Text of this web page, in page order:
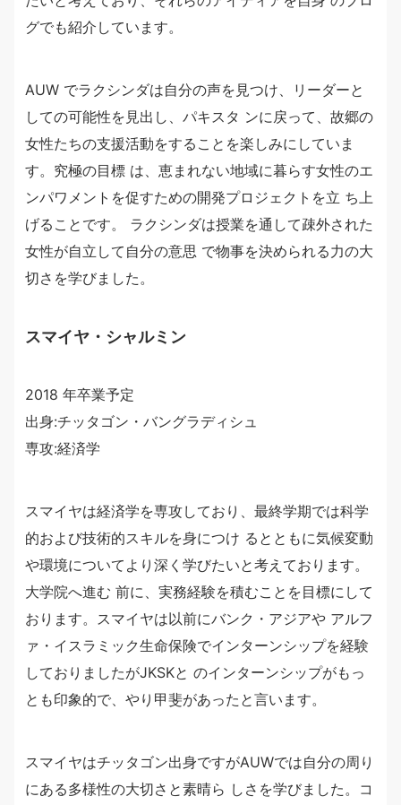
グでも紹介しています。
AUW でラクシンダは自分の声を見つけ、リーダーと
しての可能性を見出し、パキスタ ンに戻って、故郷の
女性たちの支援活動をすることを楽しみにしていま
す。究極の目標 は、恵まれない地域に暮らす女性のエ
ンパワメントを促すための開発プロジェクトを立 ち上
げることです。 ラクシンダは授業を通して疎外された
女性が自立して自分の意思 で物事を決められる力の大
切さを学びました。
スマイヤ・シャルミン
2018 年卒業予定
出身:チッタゴン・バングラディシュ
専攻:経済学
スマイヤは経済学を専攻しており、最終学期では科学
的および技術的スキルを身につけ るとともに気候変動
や環境についてより深く学びたいと考えております。
大学院へ進む 前に、実務経験を積むことを目標にして
おります。スマイヤは以前にバンク・アジアや アルフ
ァ・イスラミック生命保険でインターンシップを経験
しておりましたがJKSKと のインターンシップがもっ
とも印象的で、やり甲斐があったと言います。
スマイヤはチッタゴン出身ですがAUWでは自分の周り
にある多様性の大切さと素晴ら しさを学びました。コ